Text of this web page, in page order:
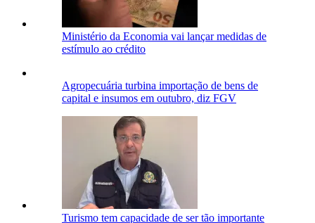
Ministério da Economia vai lançar medidas de
estímulo ao crédito
Agropecuária turbina importação de bens de
capital e insumos em outubro, diz FGV
Turismo tem capacidade de ser tão importante